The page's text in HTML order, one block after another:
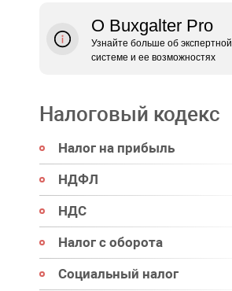
О Buxgalter Pro
Узнайте больше об экспертной
системе и ее возможностях
Налоговый кодекс
Налог на прибыль
НДФЛ
НДС
Налог с оборота
Социальный налог